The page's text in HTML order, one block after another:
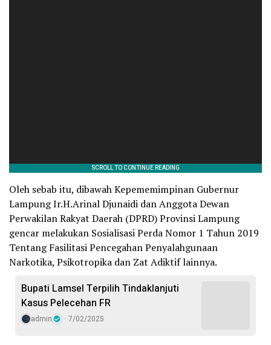
Oleh sebab itu, dibawah Kepememimpinan Gubernur
Lampung Ir.H.Arinal Djunaidi dan Anggota Dewan
Perwakilan Rakyat Daerah (DPRD) Provinsi Lampung
gencar melakukan Sosialisasi Perda Nomor 1 Tahun 2019
Tentang Fasilitasi Pencegahan Penyalahgunaan
Narkotika, Psikotropika dan Zat Adiktif lainnya.
Bupati Lamsel Terpilih Tindaklanjuti
Kasus Pelecehan FR
admin 7/02/2025